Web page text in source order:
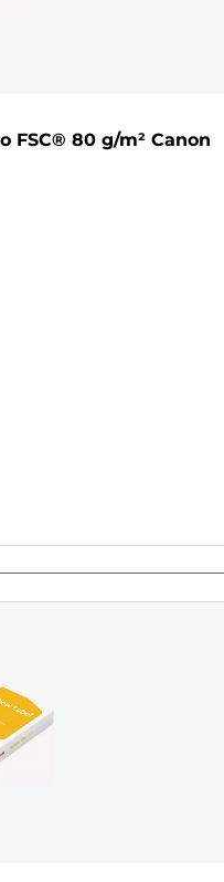
FSC® 80 g/m² Canon